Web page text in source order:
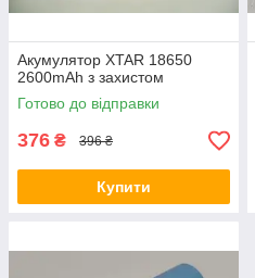
Акумулятор XTAR 18650
2600mAh з захистом
Готово до відправки
376 ₴ 396 ₴
Купити